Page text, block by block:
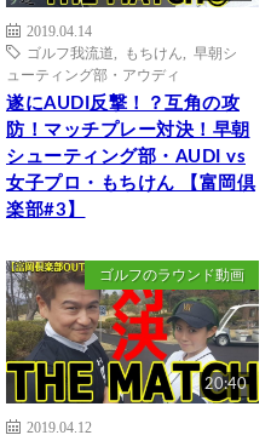
2019.04.14
ゴルフ我流道
もちけん
早朝シ
ューティング部・アウディ
遂にAUDI反撃！？互角の攻
防！マッチプレー対決！早朝
シューティング部・AUDI vs
女子プロ・もちけん 【富岡倶
楽部#3】
ゴルフのラウンド動画
20:40
2019.04.12